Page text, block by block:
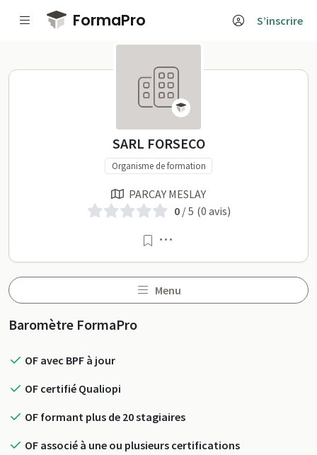
Passer au contenu principal
FormaPro S’inscrire
SARL FORSECO sur
SARL FORSECO
Organisme de formation
PARCAY MESLAY
0/ 5 (0 avis)
Menu
Profil
Baromètre FormaPro
OF avec BPF à jour
OF certifié Qualiopi
OF formant plus de 20 stagiaires
OF associé à une ou plusieurs certifications